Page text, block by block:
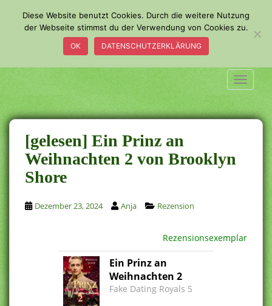
a
i
n
c
o
n
t
e
n
t
[gelesen] Ein Prinz an
Weihnachten 2 von Brooklyn
Shore
Dezember 23, 2024 Anja Rezension
Rezensionsexemplar
Ein Prinz an
Weihnachten 2
Fake Dating Royals 5
Diese Website benutzt Cookies. Durch die weitere Nutzung
der Webseite stimmst du der Verwendung von Cookies zu.
OK DATENSCHUTZERKLÄRUNG